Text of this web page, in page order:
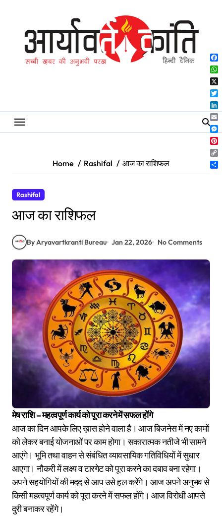
Home Rashifal आज का राशिफल
Rashifal
आज का राशिफल
By Aryavartkranti Bureau Jan 22, 2026 No Comments
मेष राशि – महत्वपूर्ण कार्य को पूरा करने में सफल होंगे
आज का दिन आपके लिए ख़ास होने वाला है। आज बिजनेस में नए कामों
को लेकर बनाई योजनाओं पर काम होगा। सकारात्मक नतीजे भी सामने
आएंगे। भूमि तथा वाहन से संबंधित व्यावसायिक गतिविधियों में सुधार
आएगा। नौकरी में लक्ष्य व टारगेट को पूरा करने का दबाव बना रहेगा।
अपने सहयोगियों की मदद से आप उसे हल करेंगे। आज अपने अनुभव से
किसी महत्वपूर्ण कार्य को पूरा करने में सफल होंगे। आज विरोधी आपसे
दुरी बनाकर रहेंगे।
X